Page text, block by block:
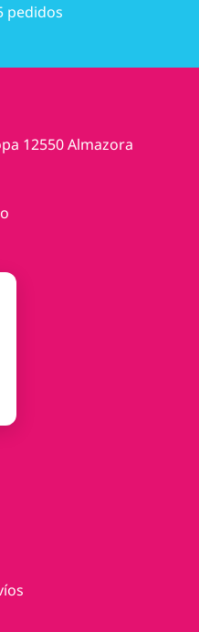
pedidos
12550 Almazora